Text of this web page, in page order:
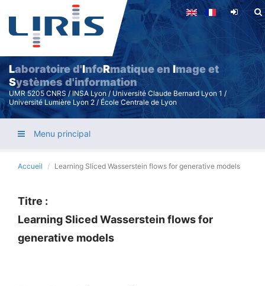
Aller
contenu
principal
Laboratoire d'InfoRmatique enImage et
Systèmes d'information
UMR 5205 CNRS / INSA Lyon / Université Claude Bernard Lyon 1 /
Université Lumière Lyon 2 / École Centrale de Lyon
Menu principal
Accueil Learning Sliced Wasserstein flows for generative models
Titre :
Learning Sliced Wasserstein flows for
generative models